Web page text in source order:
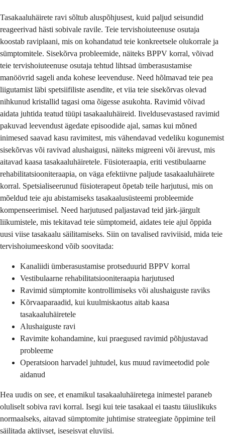
Tasakaaluhäirete ravi sõltub aluspõhjusest, kuid paljud seisundid
reageerivad hästi sobivale ravile. Teie tervishoiuteenuse osutaja
koostab raviplaani, mis on kohandatud teie konkreetsele olukorrale ja
sümptomitele. Sisekõrva probleemide, näiteks BPPV korral, võivad
teie tervishoiuteenuse osutaja tehtud lihtsad ümberasustamise
manöövrid sageli anda kohese leevenduse. Need hõlmavad teie pea
liigutamist läbi spetsiifiliste asendite, et viia teie sisekõrvas olevad
nihkunud kristallid tagasi oma õigesse asukohta. Ravimid võivad
aidata juhtida teatud tüüpi tasakaaluhäireid. Iiveldusevastased ravimid
pakuvad leevendust ägedate episoodide ajal, samas kui mõned
inimesed saavad kasu ravimitest, mis vähendavad vedeliku kogunemist
sisekõrvas või ravivad alushaigusi, näiteks migreeni või ärevust, mis
aitavad kaasa tasakaaluhäiretele. Füsioteraapia, eriti vestibulaarne
rehabilitatsiooniteraapia, on väga efektiivne paljude tasakaaluhäirete
korral. Spetsialiseerunud füsioterapeut õpetab teile harjutusi, mis on
mõeldud teie aju abistamiseks tasakaalusüsteemi probleemide
kompenseerimisel. Need harjutused paljastavad teid järk-järgult
liikumistele, mis tekitavad teie sümptomeid, aidates teie ajul õppida
uusi viise tasakaalu säilitamiseks. Siin on tavalised raviviisid, mida teie
tervishoiumeeskond võib soovitada:
Kanaliidi ümberasustamise protseduurid BPPV korral
Vestibulaarne rehabilitatsiooniteraapia harjutused
Ravimid sümptomite kontrollimiseks või alushaiguste raviks
Kõrvaaparaadid, kui kuulmiskaotus aitab kaasa
tasakaaluhäiretele
Alushaiguste ravi
Ravimite kohandamine, kui praegused ravimid põhjustavad
probleeme
Operatsioon harvadel juhtudel, kus muud ravimeetodid pole
aidanud
Hea uudis on see, et enamikul tasakaaluhäiretega inimestel paraneb
oluliselt sobiva ravi korral. Isegi kui teie tasakaal ei taastu täiuslikuks
normaalseks, aitavad sümptomite juhtimise strateegiate õppimine teil
säilitada aktiivset, iseseisvat eluviisi.